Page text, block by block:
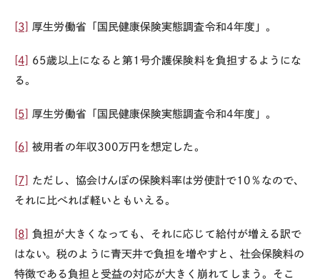
[3] 厚生労働省「国民健康保険実態調査令和4年度」。
[4] 65歳以上になると第1号介護保険料を負担するようにな
る。
[5] 厚生労働省「国民健康保険実態調査令和4年度」。
[6] 被用者の年収300万円を想定した。
[7] ただし、協会けんぽの保険料率は労使計で10 ％なので、
それに比べれば軽いともいえる。
[8]
負担が大きくなっても、それに応じて給付が増える訳で
はない。税のように青天井で負担を増やすと、社会保険料の
特徴である負担と受益の対応が大きく崩れてしまう。そこ